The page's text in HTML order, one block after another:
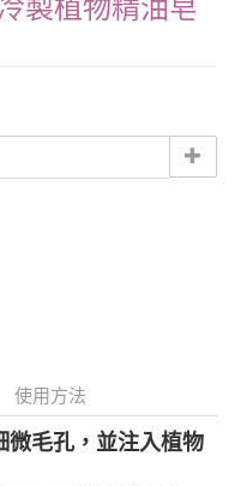
製植物精油皂
使用方法
微毛孔，並注入植物